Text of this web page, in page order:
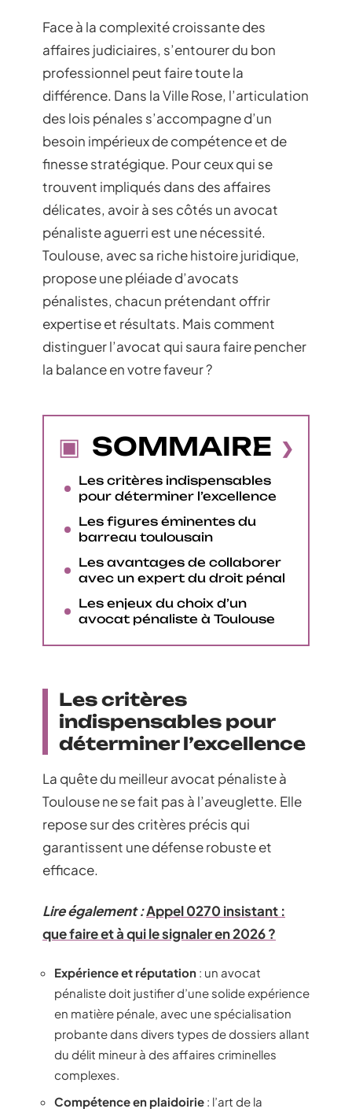
Face à la complexité croissante des
affaires judiciaires, s’entourer du bon
professionnel peut faire toute la
différence. Dans la Ville Rose, l’articulation
des lois pénales s’accompagne d’un
besoin impérieux de compétence et de
finesse stratégique. Pour ceux qui se
trouvent impliqués dans des affaires
délicates, avoir à ses côtés un avocat
pénaliste aguerri est une nécessité.
Toulouse, avec sa riche histoire juridique,
propose une pléiade d’avocats
pénalistes, chacun prétendant offrir
expertise et résultats. Mais comment
distinguer l’avocat qui saura faire pencher
la balance en votre faveur ?
SOMMAIRE
Les critères indispensables
pour déterminer l’excellence
Les figures éminentes du
barreau toulousain
Les avantages de collaborer
avec un expert du droit pénal
Les enjeux du choix d’un
avocat pénaliste à Toulouse
Les critères
indispensables pour
déterminer l’excellence
La quête du meilleur avocat pénaliste à
Toulouse ne se fait pas à l’aveuglette. Elle
repose sur des critères précis qui
garantissent une défense robuste et
efficace.
Lire également :Appel 0270 insistant :
que faire et à qui le signaler en 2026 ?
Expérience et réputation : un avocat
pénaliste doit justifier d’une solide expérience
en matière pénale, avec une spécialisation
probante dans divers types de dossiers allant
du délit mineur à des affaires criminelles
complexes.
Compétence en plaidoirie : l’art de la